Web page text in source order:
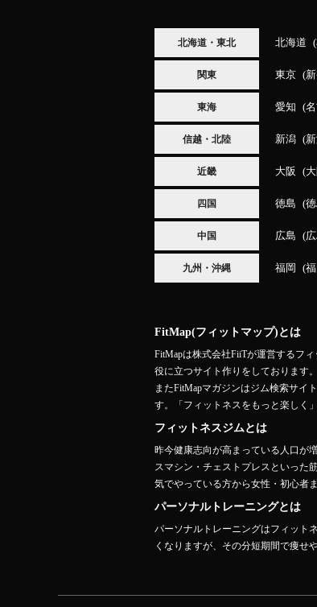
北海道・東北 北海道
関東 東京
東海 愛知
信越・北陸 新潟
近畿 大阪
四国 徳島
中国 広島
九州・沖縄 福岡
FitMap(フィットマップ)とは
FitMapは株式会社FiiTが運営するフ
役に立つサイト作りをしております。
またFitMapマガジンはジム検索サイ
す。「フィットネスをもっと楽しく
フィットネスジムとは
昨今健康志向が高まっている人口が
スマシン・チェストプレスといった
気でやっている方から女性・初心者
パーソナルトレーニングとは
パーソナルトレーニングはフィット
くなりますが、その分短期間で痩せ